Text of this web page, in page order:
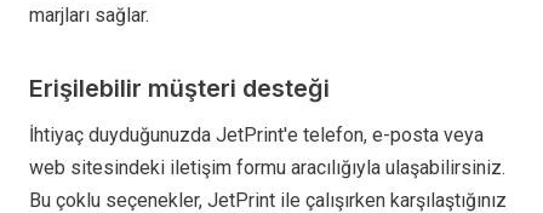
marjları sağlar.
Erişilebilir müşteri desteği
İhtiyaç duyduğunuzda JetPrint'e telefon, e-posta veya
web sitesindeki iletişim formu aracılığıyla ulaşabilirsiniz.
Bu çoklu seçenekler, JetPrint ile çalışırken karşılaştığınız